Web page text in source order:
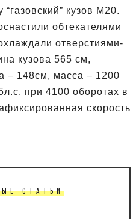
кузов М20.
обтекателями
отверстиями-
кузова 565 см,
– 148см, масса – 1200
при 4100 оборотах в
скорость
СТАТЬИ